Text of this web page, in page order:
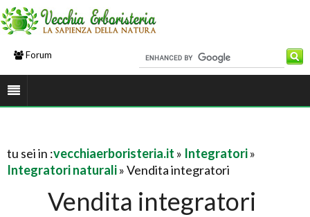
Forum
tu sei in :vecchiaerboristeria.it » Integratori»
Integratori naturali» Vendita integratori
Vendita integratori